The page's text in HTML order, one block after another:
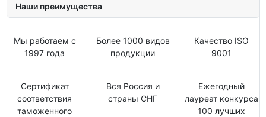
Наши преимущества
Мы работаем с
1997 года
Более 1000 видов
продукции
Качество ISO
9001
Сертификат
соответствия
таможенного
Вся Россия и
страны СНГ
Ежегодный
лауреат конкурса
100 лучших